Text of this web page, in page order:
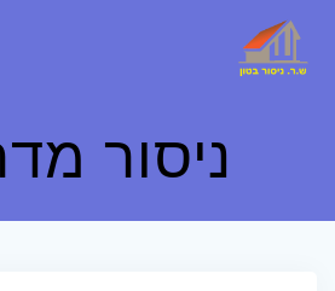
ניסור